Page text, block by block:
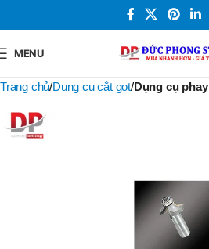
MENU
Trang chủ Dụng cụ cắt gọt Dụng cụ phay